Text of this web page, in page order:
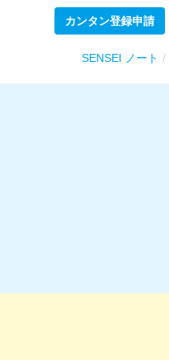
カンタン登録申請
SENSEI ノート